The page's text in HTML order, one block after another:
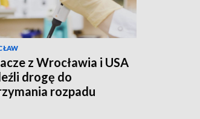
z Wrocławia i USA
drogę do
rozpadu